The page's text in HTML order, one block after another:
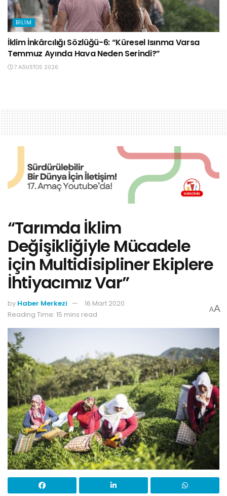
BILIM
İklim İnkârcılığı Sözlüğü-6: “Küresel Isınma Varsa
Temmuz Ayında Hava Neden Serindi?”
7 AĞUSTOS 2026
“Tarımda İklim
Değişikliğiyle Mücadele
için Multidisipliner Ekiplere
İhtiyacımız Var”
by Haber Merkezi
16 Mart 2020
Reading Time: 15 mins read
AA